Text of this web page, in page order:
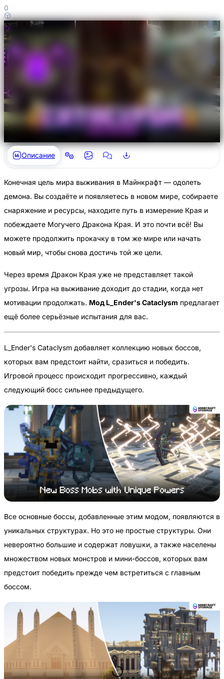
0
Описание
Конечная цель мира выживания в Майнкрафт — одолеть
демона. Вы создаёте и появляетесь в новом мире, собираете
снаряжение и ресурсы, находите путь в измерение Края и
побеждаете Могучего Дракона Края. И это почти всё! Вы
можете продолжить прокачку в том же мире или начать
новый мир, чтобы снова достичь той же цели.
Через время Дракон Края уже не представляет такой
угрозы. Игра на выживание доходит до стадии, когда нет
мотивации продолжать. Мод L_Ender's Cataclysm предлагает
ещё более серьёзные испытания для вас.
L_Ender's Cataclysm добавляет коллекцию новых боссов,
которых вам предстоит найти, сразиться и победить.
Игровой процесс происходит прогрессивно, каждый
следующий босс сильнее предыдущего.
Все основные боссы, добавленные этим модом, появляются в
уникальных структурах. Но это не простые структуры. Они
невероятно большие и содержат ловушки, а также населены
множеством новых монстров и мини-боссов, которых вам
предстоит победить прежде чем встретиться с главным
боссом.